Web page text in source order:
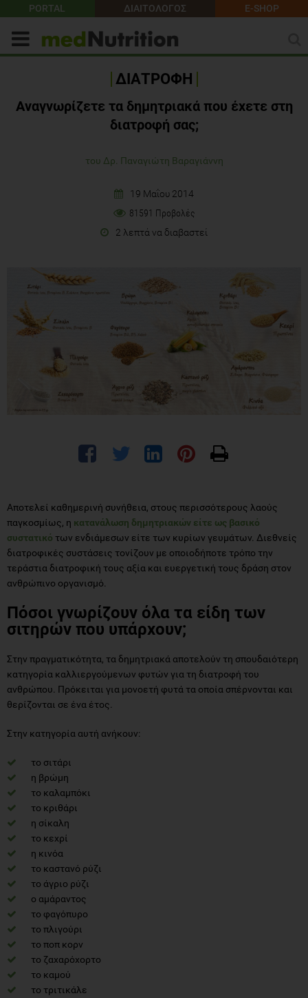
PORTAL ΔΙΑΙΤΟΛΟΓΟΣ E-SHOP
ΔΙΑΤΡΟΦΗ
Αναγνωρίζετε τα δημητριακά που έχετε στη
διατροφή σας;
του Δρ. Παναγιώτη Βαραγιάννη
19 Μαΐου 2014
81591 Προβολές
2 λεπτά να διαβαστεί
Αποτελεί καθημερινή συνήθεια, στους περισσότερους λαούς
παγκοσμίως, η κατανάλωση δημητριακών είτε ως βασικό
συστατικό των ενδιάμεσων είτε των κυρίων γευμάτων. Διεθνείς
διατροφικές συστάσεις τονίζουν με οποιοδήποτε τρόπο την
τεράστια διατροφική τους αξία και ευεργετική τους δράση στον
ανθρώπινο οργανισμό.
Πόσοι γνωρίζουν όλα τα είδη των
σιτηρών που υπάρχουν;
Στην πραγματικότητα, τα δημητριακά αποτελούν τη σπουδαιότερη
κατηγορία καλλιεργούμενων φυτών για τη διατροφή του
ανθρώπου. Πρόκειται για μονοετή φυτά τα οποία σπέρνονται και
θερίζονται σε ένα έτος.
Στην κατηγορία αυτή ανήκουν:
το σιτάρι
η βρώμη
το καλαμπόκι
το κριθάρι
η σίκαλη
το κεχρί
η κινόα
το καστανό ρύζι
το άγριο ρύζι
ο αμάραντος
το φαγόπυρο
το πλιγούρι
το ποπ κορν
το ζαχαρόχορτο
το καμού
το τριτικάλε